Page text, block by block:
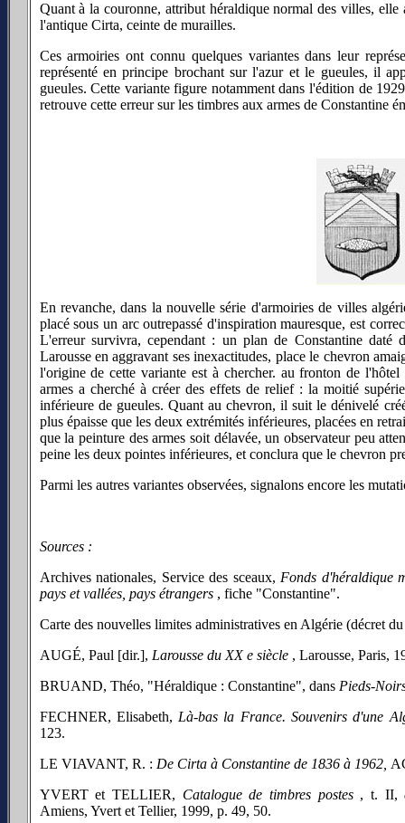
Quant à la couronne, attribut héraldique normal des villes, elle
l'antique Cirta, ceinte de murailles.
Ces armoiries ont connu quelques variantes dans leur
représenté en principe brochant sur l'azur et le gueules, il
gueules. Cette variante figure notamment dans l'édition de
retrouve cette erreur sur les timbres aux armes de Constantine
En revanche, dans la nouvelle série d'armoiries de villes
placé sous un arc outrepassé d'inspiration mauresque, est
L'erreur survivra, cependant : un plan de Constantine
Larousse en aggravant ses inexactitudes, place le chevron
l'origine de cette variante est à chercher. au fronton de
armes a cherché à créer des effets de relief : la moitié
inférieure de gueules. Quant au chevron, il suit le dénivelé
plus épaisse que les deux extrémités inférieures, placées en
que la peinture des armes soit délavée, un observateur peu
peine les deux pointes inférieures, et conclura que le chevron
Parmi les autres variantes observées, signalons encore les
Sources :
Archives nationales, Service des sceaux, Fonds d'héraldique
pays et vallées, pays étrangers , fiche "Constantine".
Carte des nouvelles limites administratives en Algérie (décret
AUGÉ, Paul [dir.], Larousse du XX e siècle , Larousse, Paris,
BRUAND, Théo, "Héraldique : Constantine", dans Pieds-
FECHNER, Elisabeth, Là-bas la France. Souvenirs d'une
123.
LE VIAVANT, R. : De Cirta à Constantine de 1836 à 1962,
YVERT et TELLIER, Catalogue de timbres postes , t. II,
Amiens, Yvert et Tellier, 1999, p. 49, 50.